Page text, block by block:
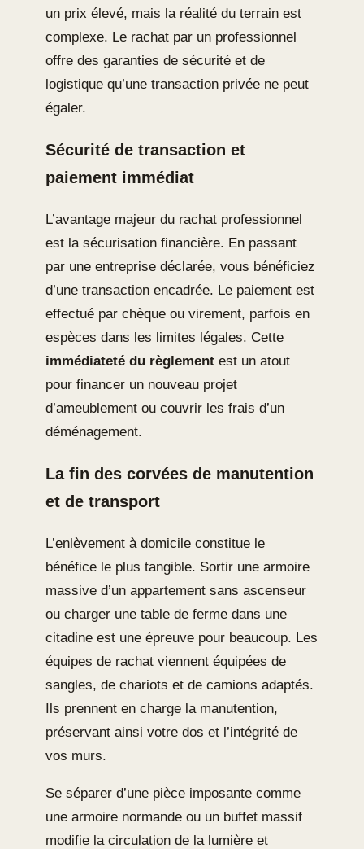
un prix élevé, mais la réalité du terrain est
complexe. Le rachat par un professionnel
offre des garanties de sécurité et de
logistique qu’une transaction privée ne peut
égaler.
Sécurité de transaction et
paiement immédiat
L’avantage majeur du rachat professionnel
est la sécurisation financière. En passant
par une entreprise déclarée, vous bénéficiez
d’une transaction encadrée. Le paiement est
effectué par chèque ou virement, parfois en
espèces dans les limites légales. Cette
immédiateté du règlement est un atout
pour financer un nouveau projet
d’ameublement ou couvrir les frais d’un
déménagement.
La fin des corvées de manutention
et de transport
L’enlèvement à domicile constitue le
bénéfice le plus tangible. Sortir une armoire
massive d’un appartement sans ascenseur
ou charger une table de ferme dans une
citadine est une épreuve pour beaucoup. Les
équipes de rachat viennent équipées de
sangles, de chariots et de camions adaptés.
Ils prennent en charge la manutention,
préservant ainsi votre dos et l’intégrité de
vos murs.
Se séparer d’une pièce imposante comme
une armoire normande ou un buffet massif
modifie la circulation de la lumière et